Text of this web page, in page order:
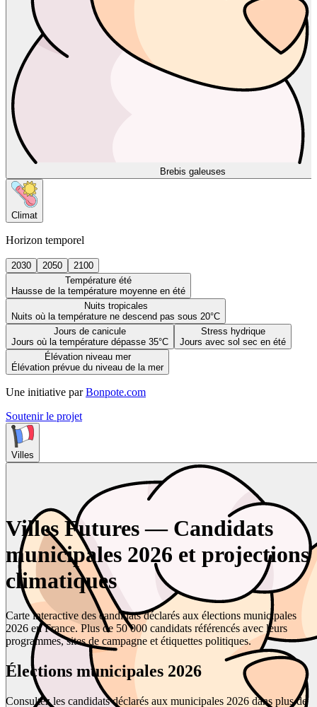
Brebis galeuses
Climat
Horizon temporel
2030 2050
2100
Température été
Hausse de la température moyenne en été
Nuits tropicales
Nuits où la température ne descend pas sous 20°C
Jours de canicule
Jours où la température dépasse 35°C
Stress hydrique
Jours avec sol sec en été
Élévation niveau mer
Élévation prévue du niveau de la mer
Une initiative par Bonpote.com
Soutenir le projet
Villes
Villes Futures — Candidats
municipales 2026 et projections
climatiques
Carte interactive des candidats déclarés aux élections municipales
2026 en France. Plus de 50 000 candidats référencés avec leurs
programmes, sites de campagne et étiquettes politiques.
Élections municipales 2026
Consultez les candidats déclarés aux municipales 2026 dans plus de